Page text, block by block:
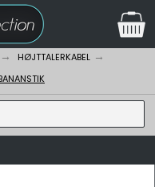
HØJTTALERKABEL